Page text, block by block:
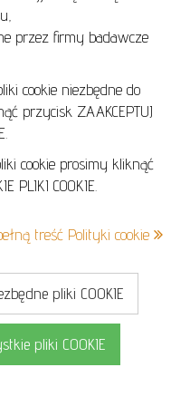
przez firmy badawcze
cookie niezbędne do
przycisk ZAAKCEPTUJ
cookie prosimy kliknąć
PLIKI COOKIE.
treść Polityki cookie
pliki COOKIE
pliki COOKIE
157
prawa zastrzeżone.
dla MGN Group.